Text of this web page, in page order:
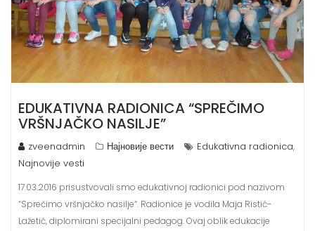
EDUKATIVNA RADIONICA “SPREČIMO
VRŠNJAČKO NASILJE”
zveenadmin Најновије вести Edukativna radionica,
Najnovije vesti
17.03.2016 prisustvovali smo edukativnoj radionici pod nazivom
“Sprečimo vršnjačko nasilje“. Radionice je vodila Maja Ristić-
Lažetić, diplomirani specijalni pedagog. Ovaj oblik edukacije